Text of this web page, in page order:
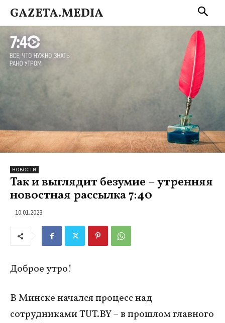
GAZETA.MEDIA
НОВОСТИ
Так и выглядит безумие – утренняя
новостная рассылка 7:40
10.01.2023
Доброе утро!
В Минске начался процесс над
сотрудниками TUT.BY – в прошлом главного